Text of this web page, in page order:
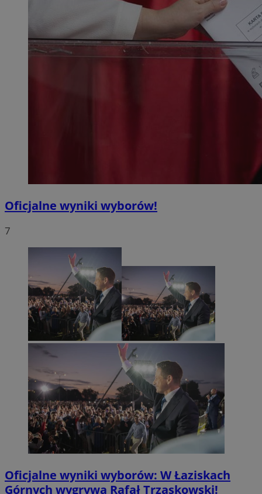
Oficjalne wyniki wyborów!
7
Oficjalne wyniki wyborów: W Łaziskach
Górnych wygrywa Rafał Trzaskowski!